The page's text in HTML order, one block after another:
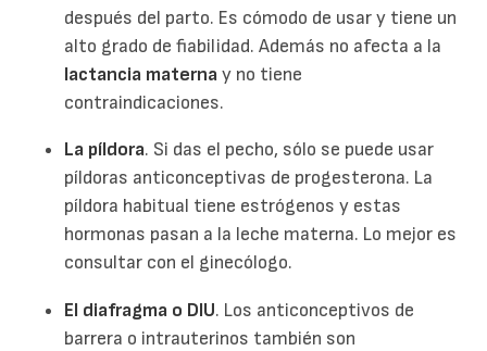
después del parto. Es cómodo de usar y tiene un
alto grado de fiabilidad. Además no afecta a la
lactancia materna y no tiene
contraindicaciones.
La píldora. Si das el pecho, sólo se puede usar
píldoras anticonceptivas de progesterona. La
píldora habitual tiene estrógenos y estas
hormonas pasan a la leche materna. Lo mejor es
consultar con el ginecólogo.
El diafragma o DIU. Los anticonceptivos de
barrera o intrauterinos también son